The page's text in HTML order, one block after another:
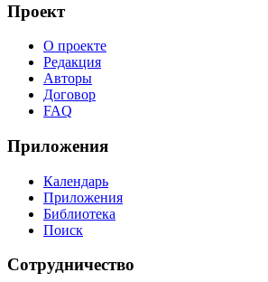
Проект
О проекте
Редакция
Авторы
Договор
FAQ
Приложения
Календарь
Приложения
Библиотека
Поиск
Сотрудничество